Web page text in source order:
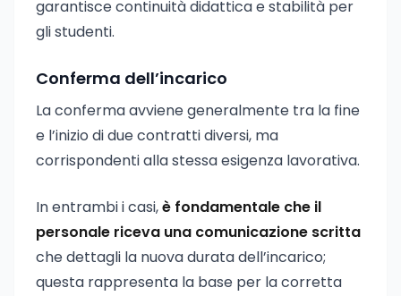
garantisce continuità didattica e stabilità per
gli studenti.
Conferma dell’incarico
La conferma avviene generalmente tra la fine
e l’inizio di due contratti diversi, ma
corrispondenti alla stessa esigenza lavorativa.
In entrambi i casi,è fondamentale che il
personale riceva una comunicazione scritta
che dettagli la nuova durata dell’incarico;
questa rappresenta la base per la corretta